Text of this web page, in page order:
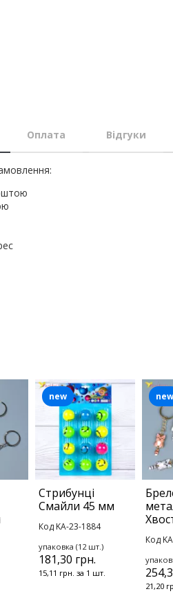
Оплата Відгуки
Стрибунці
Смайли 45 мм
Код KA-23-1884
упаковка (12 шт.)
181,30 грн.
15,11 грн. за 1 шт.
new
Код
21,20
new